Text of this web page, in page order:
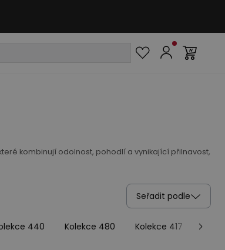
kombinují odolnost, pohodlí a vynikající přilnavost,
Seřadit podle
440 Kolekce 480 Kolekce 417